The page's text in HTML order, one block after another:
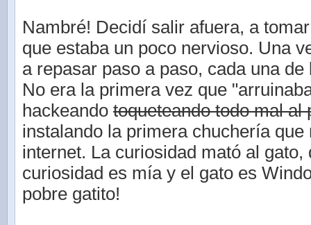
Nambré! Decidí salir afuera, a
que estaba un poco nervioso. Una
a repasar paso a paso, cada una
No era la primera vez que
hackeando toqueteando todo mal al
instalando la primera chuchería que
internet. La curiosidad mató al gato,
curiosidad es mía y el gato es
pobre gatito!